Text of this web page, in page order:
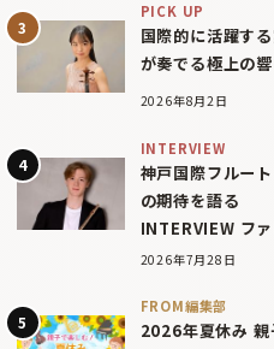
PICK UP
国際的に活躍す
が奏でる極上の
2026年8月2日
INTERVIEW
神戸国際フルー
の期待を語る
INTERVIEW フ
2026年7月28日
FROM編集部
2026年夏休み